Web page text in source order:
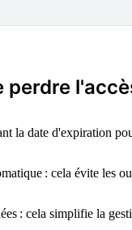
la date d'expiration
: cela évite les
: cela simplifie la